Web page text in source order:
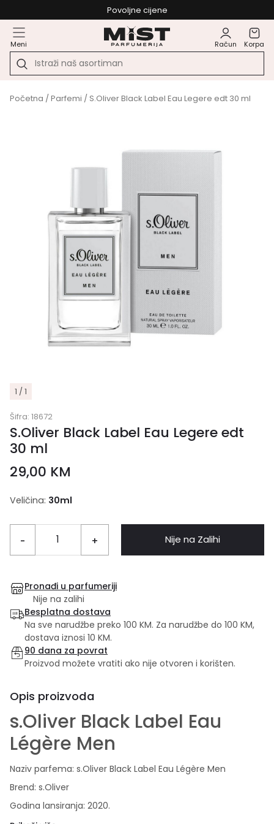
Povoljne cijene
Meni Račun Korpa
Početna /Parfemi / S.Oliver Black Label Eau Legere edt 30 ml
1 / 1
Šifra: 18672
S.Oliver Black Label Eau Legere edt
30 ml
29,00 KM
Veličina: 30ml
- + Nije na Zalihi
Pronađi u parfumeriji
Nije na zalihi
Besplatna dostava
Na sve narudžbe preko 100 KM. Za narudžbe do 100 KM,
dostava iznosi 10 KM.
90 dana za povrat
Proizvod možete vratiti ako nije otvoren i korišten.
Opis proizvoda
s.Oliver Black Label Eau
Légère Men
Naziv parfema: s.Oliver Black Label Eau Légère Men
Brend: s.Oliver
Godina lansiranja: 2020.